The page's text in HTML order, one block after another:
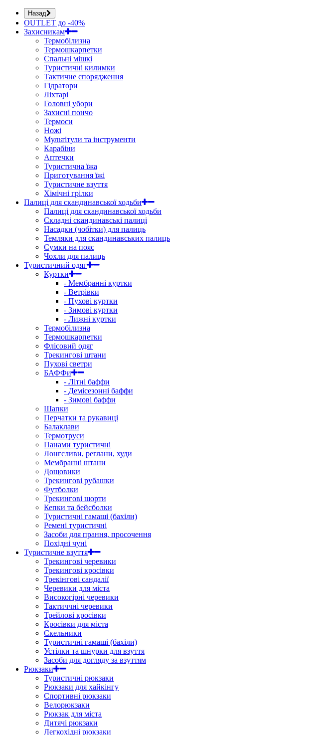
Назад
OUTLET до -40%
Захисникам
Термобілизна
Термошкарпетки
Спальні мішкі
Туристичні килимки
Тактичне спорядження
Гідратори
Ліхтарі
Головні убори
Захисні пончо
Термоси
Ножі
Мультітули та інструменти
Карабіни
Аптечки
Туристична їжа
Приготування їжі
Туристичне взуття
Хімічні грілки
Палиці для скандинавської ходьби
Палиці для скандинавської ходьби
Складні скандинавські палиці
Насадки (чобітки) для палиць
Темляки для скандинавських палиць
Сумки на пояс
Чохли для палиць
Туристичний одяг
Куртки
- Мембранні куртки
- Ветрівки
- Пухові куртки
- Зимові куртки
- Лижні куртки
Термобілизна
Термошкарпетки
Флісовий одяг
Трекингові штани
Пухові светри
БАФФи
- Літні баффи
- Демісезонні баффи
- Зимові баффи
Шапки
Перчатки та рукавиці
Балаклави
Термотруси
Панами туристичні
Лонгсливи, реглани, худи
Мембранні штани
Дощовики
Трекингові рубашки
Футболки
Трекингові шорти
Кепки та бейсболки
Туристичні гамаші (бахіли)
Ремені туристичні
Засоби для прання, просочення
Похідні чуні
Туристичне взуття
Трекингові черевики
Трекингові кросівки
Трекінгові сандалії
Черевики для міста
Високогірні черевики
Тактиччні черевики
Трейлові кросівки
Кросівки для міста
Скельники
Туристичні гамаші (бахіли)
Устілки та шнурки для взуття
Засоби для догляду за взуттям
Рюкзаки
Туристичні рюкзаки
Рюкзаки для хайкінгу
Спортивні рюкзаки
Велорюкзаки
Рюкзак для міста
Дитячі рюкзаки
Легкохідні рюкзаки